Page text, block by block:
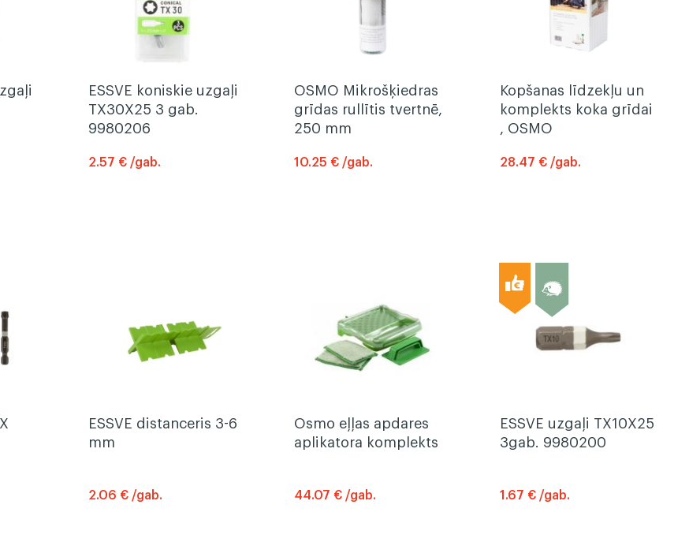
ESSVE koniskie uzgaļi
TX30X25 3 gab.
9980206
2.57 € /gab.
OSMO Mikrošķiedras
grīdas rullītis tvertnē,
250 mm
10.25 € /gab.
Kopšanas līdzekļu un
komplekts koka grīdai
, OSMO
28.47 € /gab.
ESSVE distanceris 3-6
mm
2.06 € /gab.
Osmo eļļas apdares
aplikatora komplekts
44.07 € /gab.
ESSVE uzgaļi TX10X25
3gab. 9980200
1.67 € /gab.